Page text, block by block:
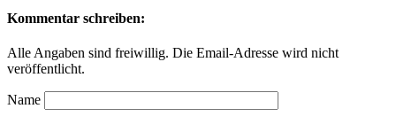
Kommentar schreiben:
Alle Angaben sind freiwillig. Die Email-Adresse wird nicht
veröffentlicht.
Name